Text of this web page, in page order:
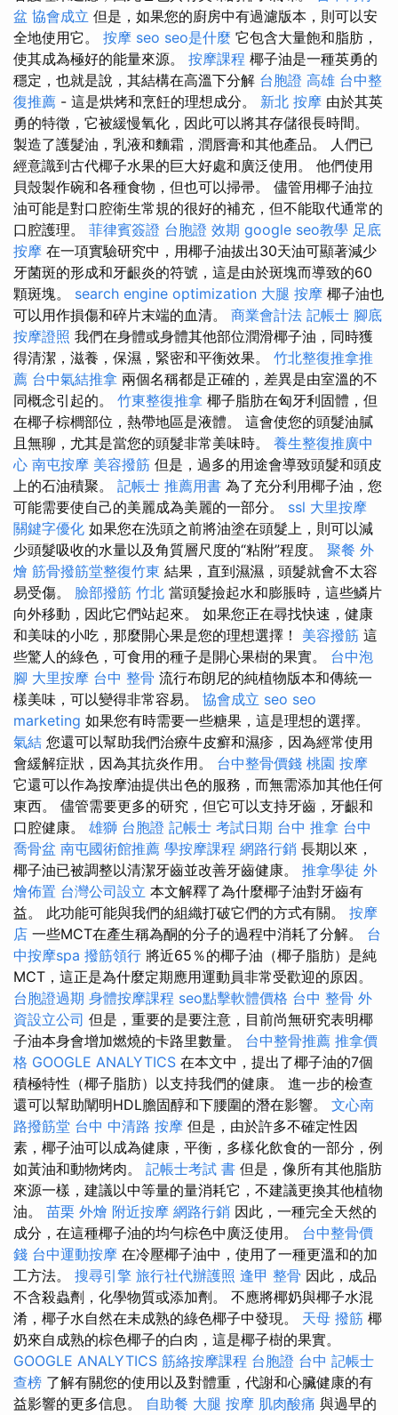
盆 協會成立 但是，如果您的廚房中有過濾版本，則可以安
全地使用它。 按摩 seo seo是什麼 它包含大量飽和脂肪，
使其成為極好的能量來源。 按摩課程 椰子油是一種英勇的
穩定，也就是說，其結構在高溫下分解 台胞證 高雄 台中整
復推薦 - 這是烘烤和烹飪的理想成分。 新北 按摩 由於其英
勇的特徵，它被緩慢氧化，因此可以將其存儲很長時間。
製造了護髮油，乳液和麵霜，潤唇膏和其他產品。 人們已
經意識到古代椰子水果的巨大好處和廣泛使用。 他們使用
貝殼製作碗和各種食物，但也可以掃帚。 儘管用椰子油拉
油可能是對口腔衛生常規的很好的補充，但不能取代通常的
口腔護理。 菲律賓簽證 台胞證 效期 google seo教學 足底
按摩 在一項實驗研究中，用椰子油拔出30天油可顯著減少
牙菌斑的形成和牙齦炎的符號，這是由於斑塊而導致的60
顆斑塊。 search engine optimization 大腿 按摩 椰子油也
可以用作損傷和碎片末端的血清。 商業會計法 記帳士 腳底
按摩證照 我們在身體或身體其他部位潤滑椰子油，同時獲
得清潔，滋養，保濕，緊密和平衡效果。 竹北整復推拿推
薦 台中氣結推拿 兩個名稱都是正確的，差異是由室溫的不
同概念引起的。 竹東整復推拿 椰子脂肪在匈牙利固體，但
在椰子棕櫚部位，熱帶地區是液體。 這會使您的頭髮油膩
且無聊，尤其是當您的頭髮非常美味時。 養生整復推廣中
心 南屯按摩 美容撥筋 但是，過多的用途會導致頭髮和頭皮
上的石油積聚。 記帳士 推薦用書 為了充分利用椰子油，您
可能需要使自己的美麗成為美麗的一部分。 ssl 大里按摩
關鍵字優化 如果您在洗頭之前將油塗在頭髮上，則可以減
少頭髮吸收的水量以及角質層尺度的“粘附”程度。 聚餐 外
燴 筋骨撥筋堂整復竹東 結果，直到濕濕，頭髮就會不太容
易受傷。 臉部撥筋 竹北 當頭髮撿起水和膨脹時，這些鱗片
向外移動，因此它們站起來。 如果您正在尋找快速，健康
和美味的小吃，那麼開心果是您的理想選擇！ 美容撥筋 這
些驚人的綠色，可食用的種子是開心果樹的果實。 台中泡
腳 大里按摩 台中 整骨 流行布朗尼的純植物版本和傳統一
樣美味，可以變得非常容易。 協會成立 seo seo
marketing 如果您有時需要一些糖果，這是理想的選擇。
氣結 您還可以幫助我們治療牛皮癬和濕疹，因為經常使用
會緩解症狀，因為其抗炎作用。 台中整骨價錢 桃園 按摩
它還可以作為按摩油提供出色的服務，而無需添加其他任何
東西。 儘管需要更多的研究，但它可以支持牙齒，牙齦和
口腔健康。 雄獅 台胞證 記帳士 考試日期 台中 推拿 台中
喬骨盆 南屯國術館推薦 學按摩課程 網路行銷 長期以來，
椰子油已被調整以清潔牙齒並改善牙齒健康。 推拿學徒 外
燴佈置 台灣公司設立 本文解釋了為什麼椰子油對牙齒有
益。 此功能可能與我們的組織打破它們的方式有關。 按摩
店 一些MCT在產生稱為酮的分子的過程中消耗了分解。 台
中按摩spa 撥筋領行 將近65％的椰子油（椰子脂肪）是純
MCT，這正是為什麼定期應用運動員非常受歡迎的原因。
台胞證過期 身體按摩課程 seo點擊軟體價格 台中 整骨 外
資設立公司 但是，重要的是要注意，目前尚無研究表明椰
子油本身會增加燃燒的卡路里數量。 台中整骨推薦 推拿價
格 GOOGLE ANALYTICS 在本文中，提出了椰子油的7個
積極特性（椰子脂肪）以支持我們的健康。 進一步的檢查
還可以幫助闡明HDL膽固醇和下腰圍的潛在影響。 文心南
路撥筋堂 台中 中清路 按摩 但是，由於許多不確定性因
素，椰子油可以成為健康，平衡，多樣化飲食的一部分，例
如黃油和動物烤肉。 記帳士考試 書 但是，像所有其他脂肪
來源一樣，建議以中等量的量消耗它，不建議更換其他植物
油。 苗栗 外燴 附近按摩 網路行銷 因此，一種完全天然的
成分，在這種椰子油的均勻棕色中廣泛使用。 台中整骨價
錢 台中運動按摩 在冷壓椰子油中，使用了一種更溫和的加
工方法。 搜尋引擎 旅行社代辦護照 逢甲 整骨 因此，成品
不含殺蟲劑，化學物質或添加劑。 不應將椰奶與椰子水混
淆，椰子水自然在未成熟的綠色椰子中發現。 天母 撥筋 椰
奶來自成熟的棕色椰子的白肉，這是椰子樹的果實。
GOOGLE ANALYTICS 筋絡按摩課程 台胞證 台中 記帳士
查榜 了解有關您的使用以及對體重，代謝和心臟健康的有
益影響的更多信息。 自助餐 大腿 按摩 肌肉酸痛 與過早的